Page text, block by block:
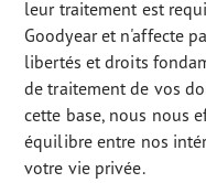
leur traitement est
Goodyear et n'affecte
libertés et droits
de traitement de vos
cette base, nous nous
équilibre entre nos
votre vie privée.